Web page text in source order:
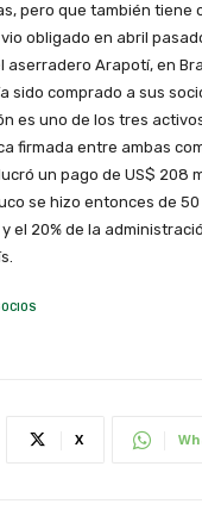
pero que también tiene
obligado en abril
aserradero Arapotí, en
sido comprado a sus
es uno de los tres
firmada entre ambas
un pago de US$ 208
se hizo entonces de
el 20% de la
X